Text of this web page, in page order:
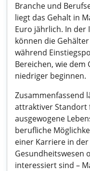
Branche und
liegt das Gehalt in
Euro jährlich. In der
können die
während
Bereichen, wie dem
niedriger beginnen.
Zusammenfassend
attraktiver Standort
ausgewogene
berufliche
einer Karriere in
Gesundheitswesen
interessiert sind –